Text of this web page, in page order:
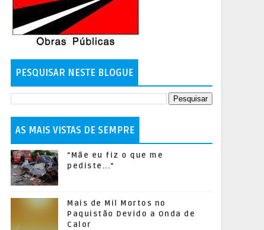
PESQUISAR NESTE BLOGUE
AS MAIS VISTAS DE SEMPRE
"Mãe eu fiz o que me
pediste..."
Mais de Mil Mortos no
Paquistão Devido a Onda de
Calor